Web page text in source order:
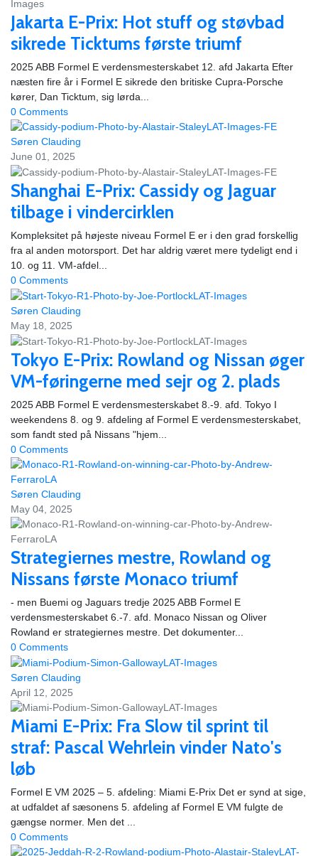
Jakarta E-Prix: Hot stuff og støvbad
sikrede Ticktums første triumf
2025 ABB Formel E verdensmesterskabet 12. afd Jakarta Efter
næsten fire år i Formel E sikrede den britiske Cupra-Porsche
kører, Dan Ticktum, sig lørda...
0 Comments
Søren Clauding
June 01, 2025
Shanghai E-Prix: Cassidy og Jaguar
tilbage i vindercirklen
Kompleksitet på højeste niveau Formel E er i den grad forskellig
fra al anden motorsport. Det har aldrig været mere tydeligt end i
10. og 11. VM-afdel...
0 Comments
Søren Clauding
May 18, 2025
Tokyo E-Prix: Rowland og Nissan øger
VM-føringerne med sejr og 2. plads
2025 ABB Formel E verdensmesterskabet 8.-9. afd. Tokyo I
weekendens 8. og 9. afdeling af Formel E verdensmesterskabet,
som fandt sted på Nissans "hjem...
0 Comments
Søren Clauding
May 04, 2025
Strategiernes mestre, Rowland og
Nissans første Monaco triumf
- men Buemi og Jaguars tredje 2025 ABB Formel E
verdensmesterskabet 6.-7. afd. Monaco Nissan og Oliver
Rowland er strategiernes mestre. Det dokumenter...
0 Comments
Søren Clauding
April 12, 2025
Miami E-Prix: Fra Slow til sprint til
straf: Pascal Wehrlein vinder Nato's
løb
Formel E VM 2025 – 5. afdeling: Miami E-Prix Det er synd at sige,
at udfaldet af sæsonens 5. afdeling af Formel E VM fulgte de
gængse normer. Men det ...
0 Comments